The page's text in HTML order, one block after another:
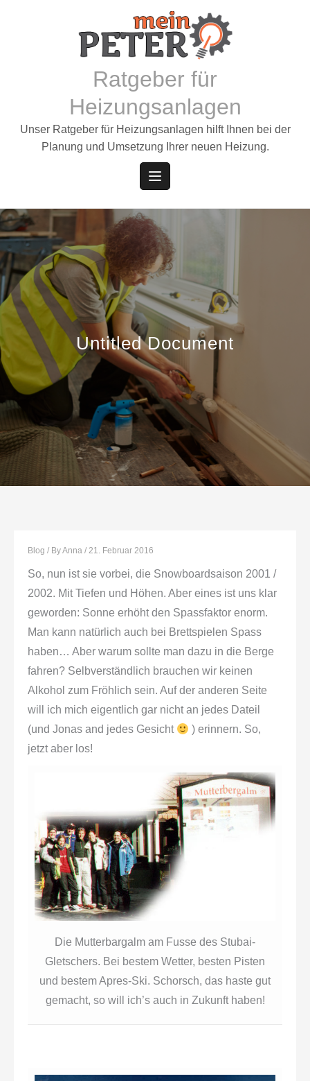
Ratgeber für
Heizungsanlagen
Unser Ratgeber für Heizungsanlagen hilft Ihnen bei der
Planung und Umsetzung Ihrer neuen Heizung.
Untitled Document
Blog / ByAnna / 21. Februar 2016
So, nun ist sie vorbei, die Snowboardsaison 2001 /
2002. Mit Tiefen und Höhen. Aber eines ist uns klar
geworden: Sonne erhöht den Spassfaktor enorm.
Man kann natürlich auch bei Brettspielen Spass
haben… Aber warum sollte man dazu in die Berge
fahren? Selbverständlich brauchen wir keinen
Alkohol zum Fröhlich sein. Auf der anderen Seite
will ich mich eigentlich gar nicht an jedes Dateil
(und Jonas and jedes Gesicht
) erinnern. So,
jetzt aber los!
Die Mutterbargalm am Fusse des Stubai-
Gletschers. Bei bestem Wetter, besten Pisten
und bestem Apres-Ski. Schorsch, das haste gut
gemacht, so will ich’s auch in Zukunft haben!